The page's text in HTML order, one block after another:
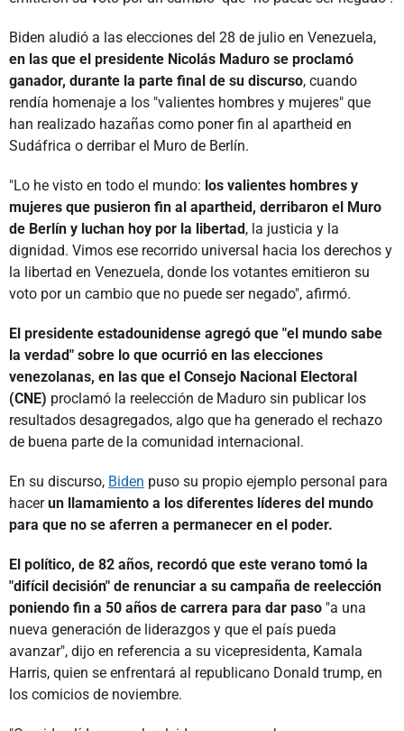
Biden aludió a las elecciones del 28 de julio en Venezuela,
en las que el presidente Nicolás Maduro se proclamó
ganador, durante la parte final de su discurso, cuando
rendía homenaje a los "valientes hombres y mujeres" que
han realizado hazañas como poner fin al apartheid en
Sudáfrica o derribar el Muro de Berlín.
"Lo he visto en todo el mundo: los valientes hombres y
mujeres que pusieron fin al apartheid, derribaron el Muro
de Berlín y luchan hoy por la libertad, la justicia y la
dignidad. Vimos ese recorrido universal hacia los derechos y
la libertad en Venezuela, donde los votantes emitieron su
voto por un cambio que no puede ser negado", afirmó.
El presidente estadounidense agregó que "el mundo sabe
la verdad" sobre lo que ocurrió en las elecciones
venezolanas, en las que el Consejo Nacional Electoral
(CNE) proclamó la reelección de Maduro sin publicar los
resultados desagregados, algo que ha generado el rechazo
de buena parte de la comunidad internacional.
En su discurso, Biden puso su propio ejemplo personal para
hacerun llamamiento a los diferentes líderes del mundo
para que no se aferren a permanecer en el poder.
El político, de 82 años, recordó que este verano tomó la
"difícil decisión" de renunciar a su campaña de reelección
poniendo fin a 50 años de carrera para dar paso "a una
nueva generación de liderazgos y que el país pueda
avanzar", dijo en referencia a su vicepresidenta, Kamala
Harris, quien se enfrentará al republicano Donald trump, en
los comicios de noviembre.